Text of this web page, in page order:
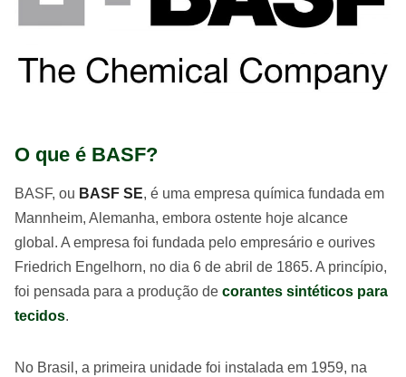
O que é BASF?
BASF, ou BASF SE, é uma empresa química fundada em
Mannheim, Alemanha, embora ostente hoje alcance
global. A empresa foi fundada pelo empresário e ourives
Friedrich Engelhorn, no dia 6 de abril de 1865. A princípio,
foi pensada para a produção de corantes sintéticos para
tecidos.
No Brasil, a primeira unidade foi instalada em 1959, na